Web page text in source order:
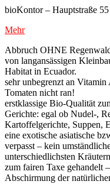
bioKontor – Hauptstraße
Mehr
Abbruch OHNE
von langansässigen
Habitat in Ecuador.
sehr unbegrenzt an
Tomaten nicht ran!
erstklassige Bio-Qualität
Gerichte: egal ob Nudel-,
Kartoffelgerichte, Suppen,
eine exotische asiatische
verpasst – kein
unterschiedlichsten
zum fairen Taxe gehandelt
Abschirmung der